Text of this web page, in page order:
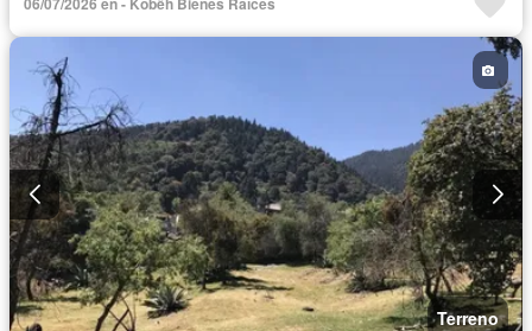
Terreno